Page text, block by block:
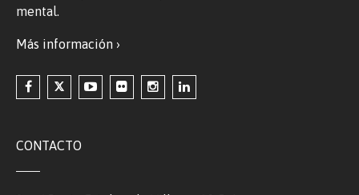
mental.
Más información ›
CONTACTO